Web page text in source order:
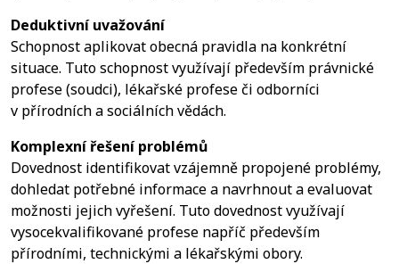
Deduktivní uvažování
Schopnost aplikovat obecná pravidla na konkrétní
situace. Tuto schopnost využívají především právnické
profese (soudci), lékařské profese či odborníci
v přírodních a sociálních vědách.
Komplexní řešení problémů
Dovednost identifikovat vzájemně propojené problémy,
dohledat potřebné informace a navrhnout a evaluovat
možnosti jejich vyřešení. Tuto dovednost využívají
vysocekvalifikované profese napříč především
přírodními, technickými a lékařskými obory.